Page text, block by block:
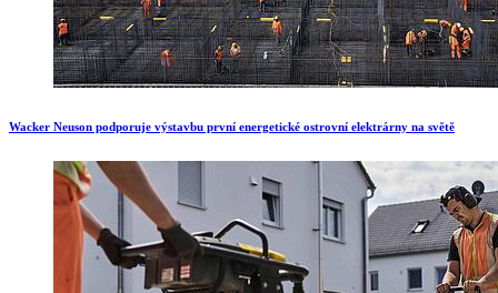
Wacker Neuson podporuje výstavbu první energetické ostrovní elektrárny na světě